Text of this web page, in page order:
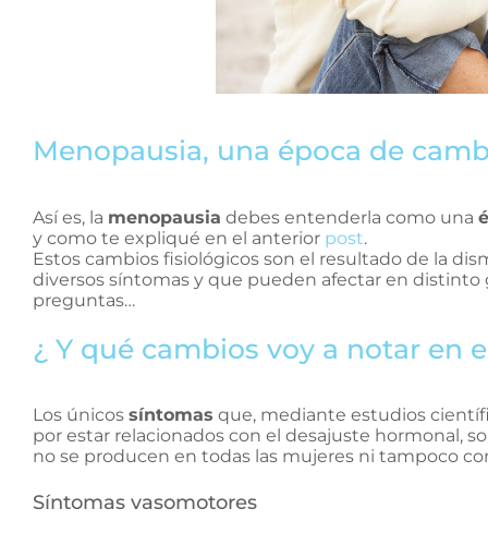
Menopausia, una época de
Así es, la menopausia debes entenderla como una
y como te expliqué en el anterior post.
Estos cambios fisiológicos son el resultado de la
diversos síntomas y que pueden afectar en distinto
preguntas…
¿ Y qué cambios voy a notar en
Los únicos síntomas que, mediante estudios
por estar relacionados con el desajuste hormonal,
no se producen en todas las mujeres ni tampoco
Síntomas vasomotores